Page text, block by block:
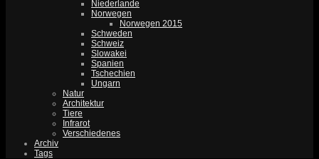
Niederlande
Norwegen
Norwegen 2015
Schweden
Schweiz
Slowakei
Spanien
Tschechien
Ungarn
Natur
Architektur
Tiere
Infrarot
Verschiedenes
Archiv
Tags